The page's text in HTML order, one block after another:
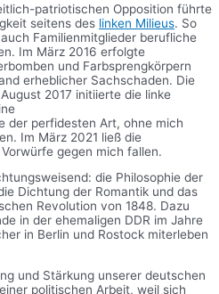
patriotischen Opposition führte
seitens des linken Milieus. So
Familienmitglieder berufliche
Im März 2016 erfolgte
und Farbsprengkörpern
erheblicher Sachschaden. Die
2017 initiierte die linke
der perfidesten Art, ohne mich
Im März 2021 ließ die
gegen mich fallen.
die Philosophie der
Dichtung der Romantik und das
Revolution von 1848. Dazu
in der ehemaligen DDR im Jahre
in Berlin und Rostock miterleben
und Stärkung unserer deutschen
politischen Arbeit, weil sich